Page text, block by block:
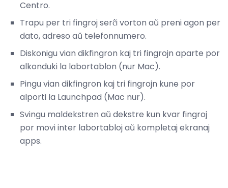
Centro.
Trapu per tri fingroj serĉi vorton aŭ preni agon per
dato, adreso aŭ telefonnumero.
Diskonigu vian dikfingron kaj tri fingrojn aparte por
alkonduki la labortablon (nur Mac).
Pingu vian dikfingron kaj tri fingrojn kune por
alporti la Launchpad (Mac nur).
Svingu maldekstren aŭ dekstre kun kvar fingroj
por movi inter labortabloj aŭ kompletaj ekranaj
apps.